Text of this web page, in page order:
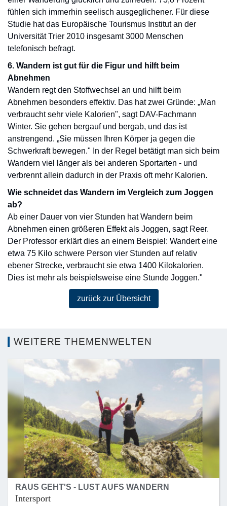
fühlen sich immerhin seelisch ausgeglichener. Für diese
Studie hat das Europäische Tourismus Institut an der
Universität Trier 2010 insgesamt 3000 Menschen
telefonisch befragt.
6. Wandern ist gut für die Figur und hilft beim
Abnehmen
Wandern regt den Stoffwechsel an und hilft beim
Abnehmen besonders effektiv. Das hat zwei Gründe: „Man
verbraucht sehr viele Kalorien", sagt DAV-Fachmann
Winter. Sie gehen bergauf und bergab, und das ist
anstrengend. „Sie müssen Ihren Körper ja gegen die
Schwerkraft bewegen." In der Regel betätigt man sich beim
Wandern viel länger als bei anderen Sportarten - und
verbrennt allein dadurch in der Praxis oft mehr Kalorien.
Wie schneidet das Wandern im Vergleich zum Joggen
ab?
Ab einer Dauer von vier Stunden hat Wandern beim
Abnehmen einen größeren Effekt als Joggen, sagt Reer.
Der Professor erklärt dies an einem Beispiel: Wandert eine
etwa 75 Kilo schwere Person vier Stunden auf relativ
ebener Strecke, verbraucht sie etwa 1400 Kilokalorien.
Dies ist mehr als beispielsweise eine Stunde Joggen."
zurück zur Übersicht
WEITERE THEMENWELTEN
RAUS GEHT'S - LUST AUFS WANDERN
Intersport